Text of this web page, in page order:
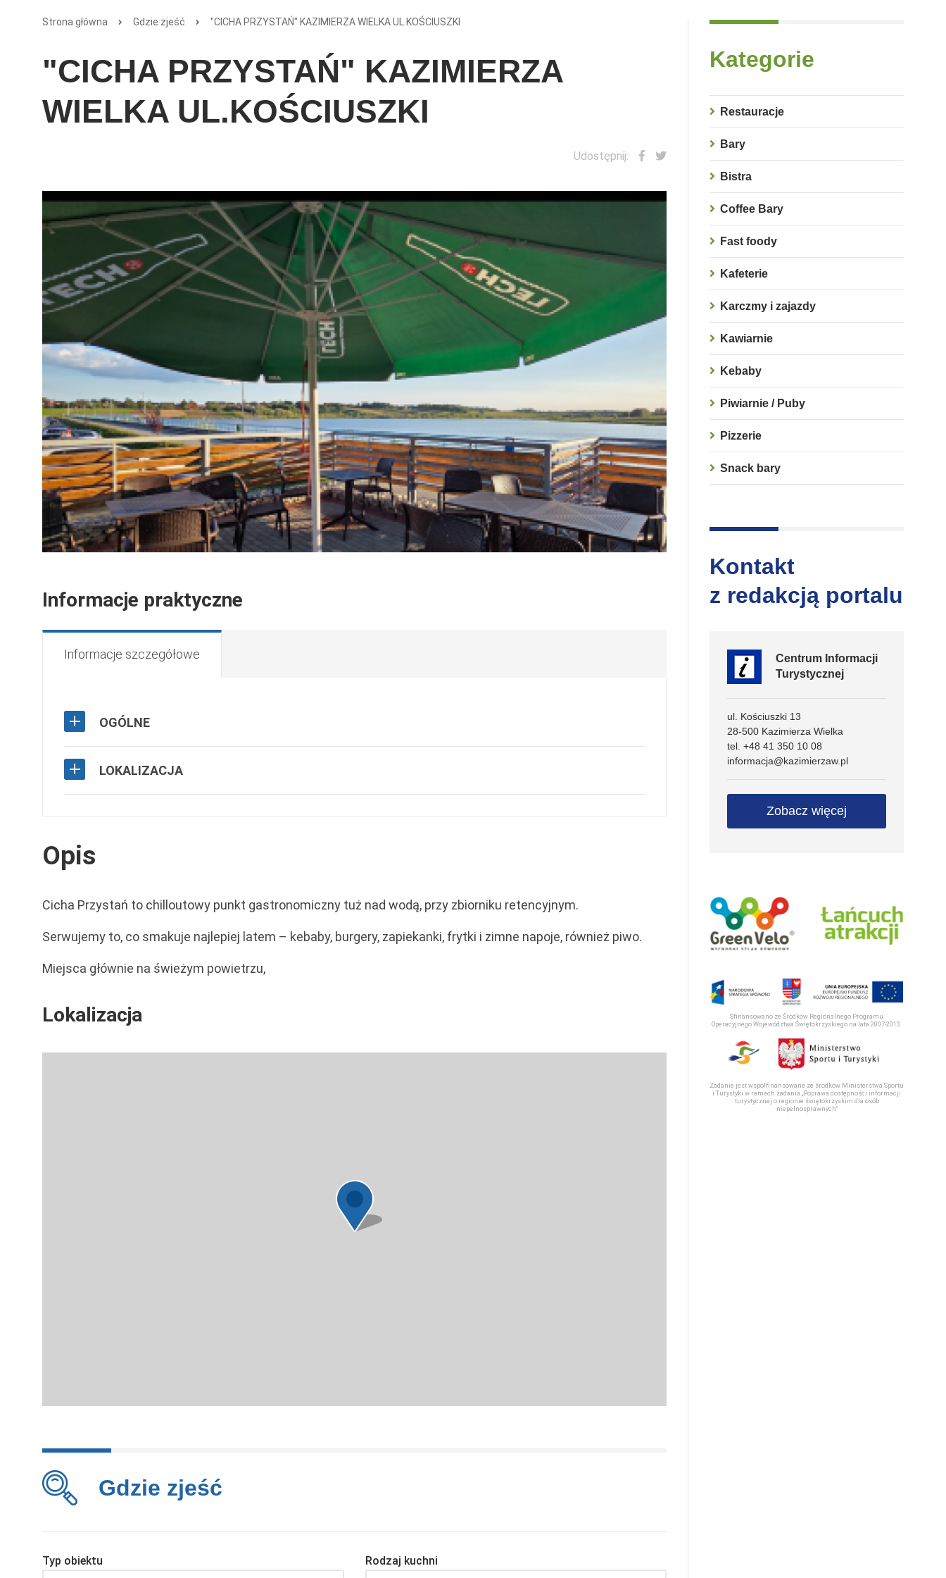
Strona główna Gdzie zjeść "CICHA PRZYSTAŃ" KAZIMIERZA WIELKA UL.KOŚCIUSZKI
"CICHA PRZYSTAŃ" KAZIMIERZA
WIELKA UL.KOŚCIUSZKI
Udostępnij:
Informacje praktyczne
Informacje szczegółowe
OGÓLNE
LOKALIZACJA
Opis
Cicha Przystań to chilloutowy punkt gastronomiczny tuż nad wodą, przy zbiorniku retencyjnym.
Serwujemy to, co smakuje najlepiej latem – kebaby, burgery, zapiekanki, frytki i zimne napoje, również piwo.
Miejsca głównie na świeżym powietrzu,
Lokalizacja
Gdzie zjeść
Typ obiektu Rodzaj kuchni
Kategorie
Restauracje
Bary
Bistra
Coffee Bary
Fast foody
Kafeterie
Karczmy i zajazdy
Kawiarnie
Kebaby
Piwiarnie / Puby
Pizzerie
Snack bary
Kontakt
z redakcją portalu
Centrum Informacji
Turystycznej
ul. Kościuszki 13
28-500 Kazimierza Wielka
tel. +48 41 350 10 08
informacja@kazimierzaw.pl
Zobacz więcej
Sfinansowano ze Środków Regionalnego Programu
Operacyjnego Województwa Świętokrzyskiego na lata 2007-2013.
Zadanie jest współfinansowane ze środków Ministerstwa Sportu
i Turystyki w ramach zadania „Poprawa dostępności informacji
turystycznej o regionie świętokrzyskim dla osób
niepełnosprawnych“